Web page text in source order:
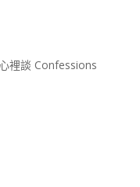
裡談 Confessions